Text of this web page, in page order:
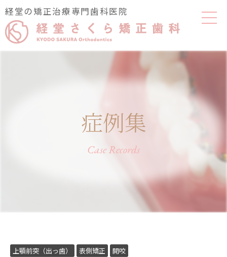
経堂の矯正治療専門歯科医院
症例集
Case Records
上顎前突（出っ歯） 表側矯正 開咬